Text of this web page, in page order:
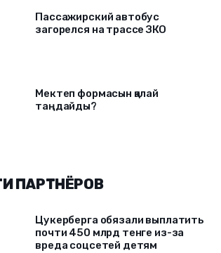
Пассажирский автобус
загорелся на трассе ЗКО
Мектеп формасын қалай
таңдайды?
ПАРТНЁРОВ
Цукерберга обязали выплатить
почти 450 млрд тенге из-за
вреда соцсетей детям